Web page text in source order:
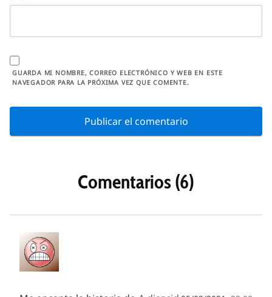
GUARDA MI NOMBRE, CORREO ELECTRÓNICO Y WEB EN ESTE
NAVEGADOR PARA LA PRÓXIMA VEZ QUE COMENTE.
Comentarios (6)